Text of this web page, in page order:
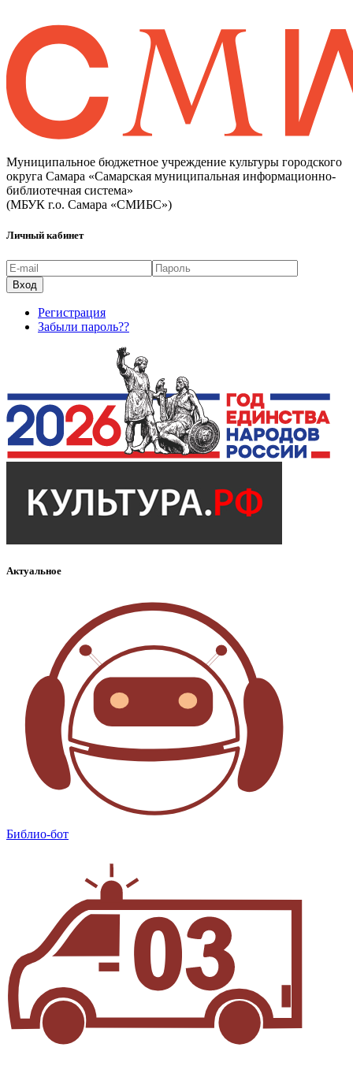
Муниципальное бюджетное учреждение культуры городского
округа Самара «Самарская муниципальная информационно-
библиотечная система»
(МБУК г.о. Самара «СМИБС»)
Личный кабинет
Регистрация
Забыли пароль??
Актуальное
Библио-бот